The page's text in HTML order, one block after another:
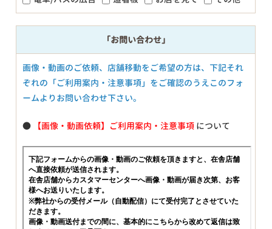
「お問い合わせ」
画像・動画のご依頼、店舗移動をご希望の方は、下記それ
ぞれの「ご利用案内・注意事項」をご確認のうえこのフォ
ームよりお問い合わせ下さい。
● 【画像・動画依頼】ご利用案内・注意事項 について